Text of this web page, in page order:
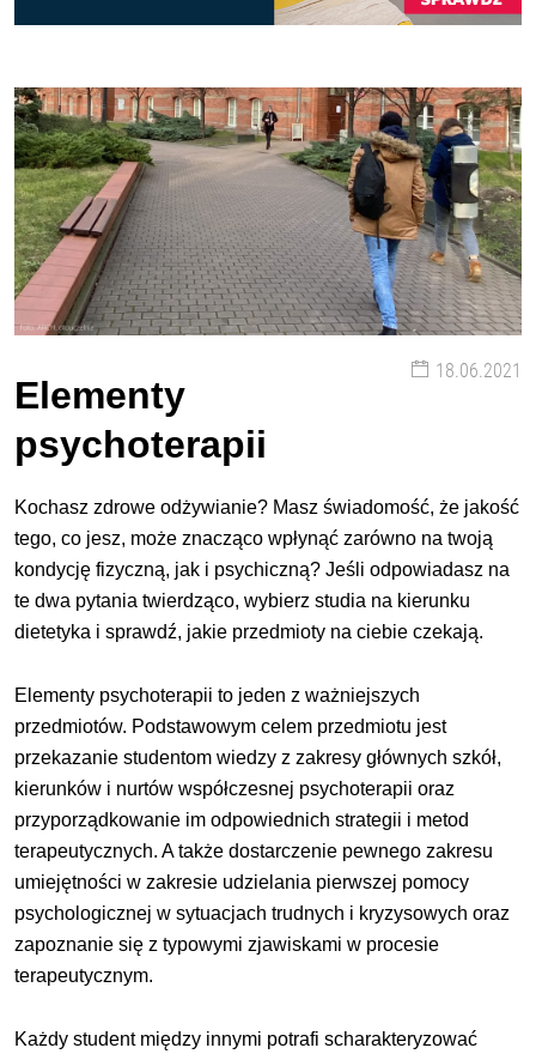
18.06.2021
Elementy
psychoterapii
Kochasz zdrowe odżywianie? Masz świadomość, że jakość
tego, co jesz, może znacząco wpłynąć zarówno na twoją
kondycję fizyczną, jak i psychiczną? Jeśli odpowiadasz na
te dwa pytania twierdząco, wybierz studia na kierunku
dietetyka i sprawdź, jakie przedmioty na ciebie czekają.
Elementy psychoterapii to jeden z ważniejszych
przedmiotów. Podstawowym celem przedmiotu jest
przekazanie studentom wiedzy z zakresy głównych szkół,
kierunków i nurtów współczesnej psychoterapii oraz
przyporządkowanie im odpowiednich strategii i metod
terapeutycznych. A także dostarczenie pewnego zakresu
umiejętności w zakresie udzielania pierwszej pomocy
psychologicznej w sytuacjach trudnych i kryzysowych oraz
zapoznanie się z typowymi zjawiskami w procesie
terapeutycznym.
Każdy student między innymi potrafi scharakteryzować